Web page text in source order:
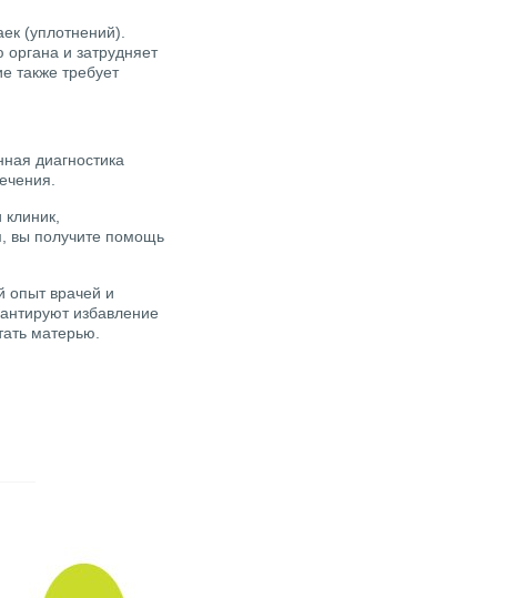
(уплотнений).
органа и затрудняет
также требует
диагностика
вы получите помощь
опыт врачей и
избавление
матерью.